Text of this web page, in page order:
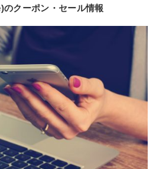
クーポン・セール情報